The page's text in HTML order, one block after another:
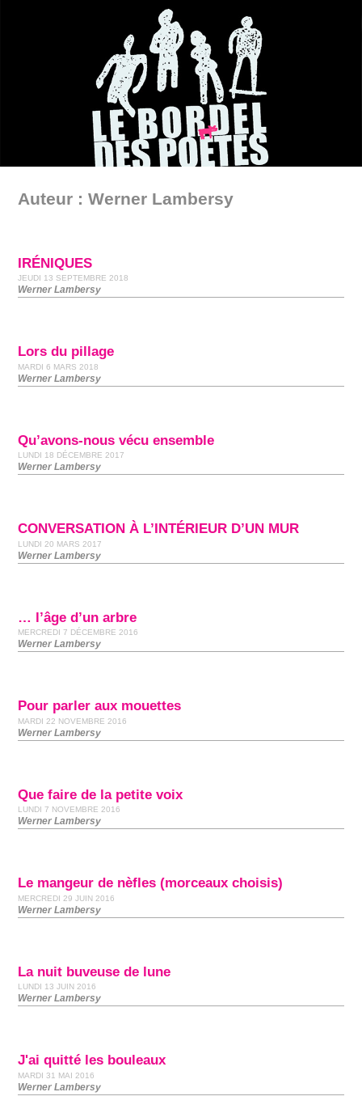
Auteur : Werner Lambersy
IRÉNIQUES
JEUDI 13 SEPTEMBRE 2018
Werner Lambersy
Lors du pillage
MARDI 6 MARS 2018
Werner Lambersy
Qu’avons-nous vécu ensemble
LUNDI 18 DÉCEMBRE 2017
Werner Lambersy
CONVERSATION À L’INTÉRIEUR D’UN MUR
LUNDI 20 MARS 2017
Werner Lambersy
… l’âge d’un arbre
MERCREDI 7 DÉCEMBRE 2016
Werner Lambersy
Pour parler aux mouettes
MARDI 22 NOVEMBRE 2016
Werner Lambersy
Que faire de la petite voix
LUNDI 7 NOVEMBRE 2016
Werner Lambersy
Le mangeur de nèfles (morceaux choisis)
MERCREDI 29 JUIN 2016
Werner Lambersy
La nuit buveuse de lune
LUNDI 13 JUIN 2016
Werner Lambersy
J'ai quitté les bouleaux
MARDI 31 MAI 2016
Werner Lambersy